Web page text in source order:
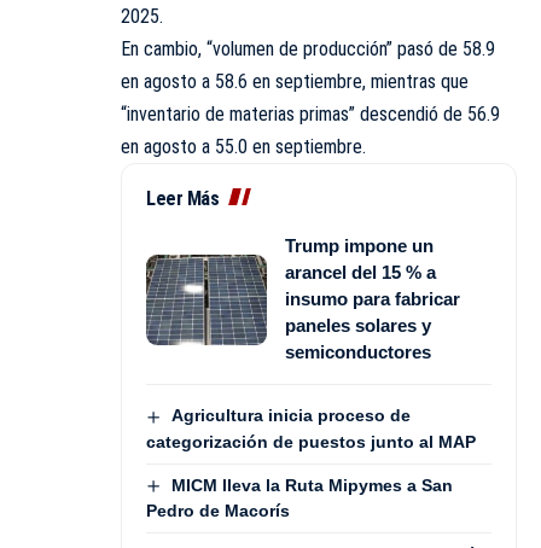
2025.
En cambio, “volumen de producción” pasó de 58.9
en agosto a 58.6 en septiembre, mientras que
“inventario de materias primas” descendió de 56.9
en agosto a 55.0 en septiembre.
Leer Más
Trump impone un
arancel del 15 % a
insumo para fabricar
paneles solares y
semiconductores
Agricultura inicia proceso de
categorización de puestos junto al MAP
MICM lleva la Ruta Mipymes a San
Pedro de Macorís